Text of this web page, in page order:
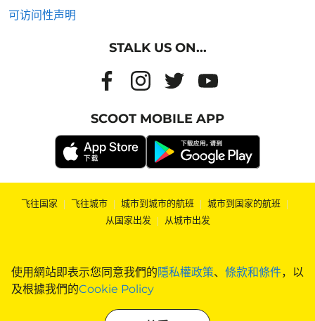
使用網站即表示您同意我們的隱私權政策、 條款和條件，以
及根據我們的Cookie Policy
可访问性声明
STALK US ON...
SCOOT MOBILE APP
飞往国家 | 飞往城市 | 城市到城市的航班 | 城市到国家的航班 |
从国家出发 | 从城市出发